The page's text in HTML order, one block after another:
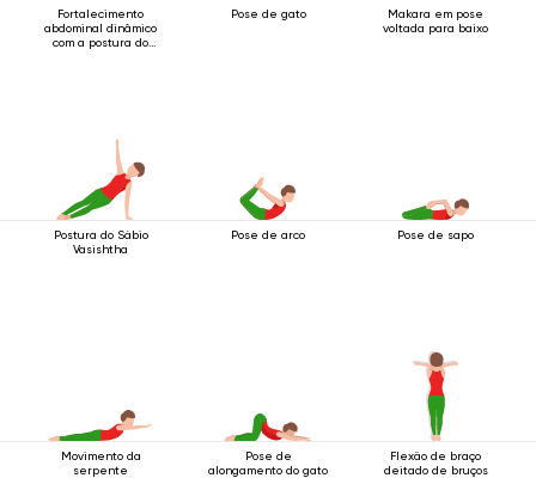
Fortalecimento
abdominal dinâmico
com a postura do
Pose de gato
Makara em pose
voltada para baixo
Postura do Sábio
Vasishtha
Pose de arco Pose de sapo
Movimento da
serpente
Pose de
alongamento do gato
Flexão de braço
deitado de bruços